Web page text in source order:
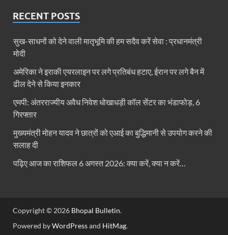
RECENT POSTS
सुख-साधनों को देने वाली मातृभूमि की हम सदैव करें सेवा : प्रधानमंत्री
मोदी
अमेरिका ने इराकी एयरलाइन पर लगे प्रतिबंध हटाए, ईरान पर लगे बैन में
ढील देने से किया इनकार
एमपी: अंतरराज्यीय अवैध निवेश धोखाधड़ी कॉल सेंटर का भंडाफोड़, 6
गिरफ्तार
मुख्यमंत्री मोहन यादव ने छात्रों को एआई का बुद्धिमानी से उपयोग करने की
सलाह दी
पढ़िए आज का राशिफल 6 अगस्त 2026: क्या करें, क्या न करें…
Copyright © 2026 Bhopal Bulletin.
Powered byWordPressand HitMag.